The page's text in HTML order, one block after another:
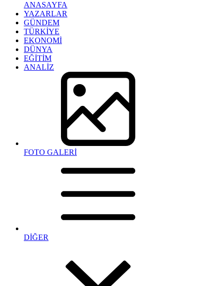
ANASAYFA
YAZARLAR
GÜNDEM
TÜRKİYE
EKONOMİ
DÜNYA
EĞİTİM
ANALİZ
FOTO GALERİ
DİĞER